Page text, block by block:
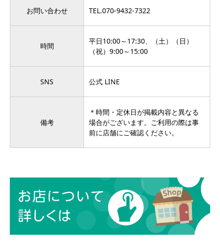
お問い合わせ TEL.070-9432-7322
時間
平日10:00～17:30、（土）（日）
（祝）9:00～15:00
SNS 公式 LINE
備考
＊時間・定休日が掲載内容と異なる
場合がございます。ご利用の際は事
前に店舗にご確認ください。